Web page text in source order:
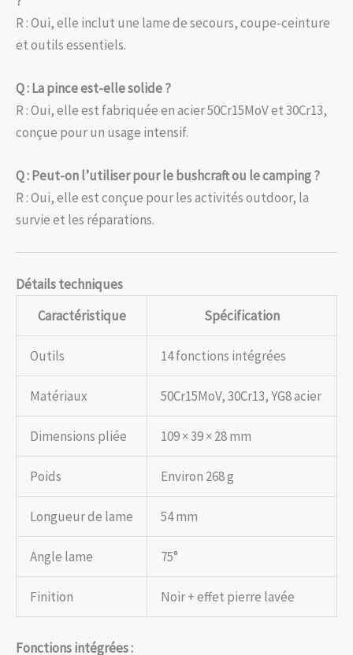
R : Oui, elle inclut une lame de secours, coupe-ceinture
et outils essentiels.
Q : La pince est-elle solide ?
R : Oui, elle est fabriquée en acier 50Cr15MoV et 30Cr13,
conçue pour un usage intensif.
Q : Peut-on l’utiliser pour le bushcraft ou le camping ?
R : Oui, elle est conçue pour les activités outdoor, la
survie et les réparations.
Détails techniques
Caractéristique
Spécification
Outils 14 fonctions intégrées
Matériaux 50Cr15MoV, 30Cr13, YG8 acier
Dimensions pliée 109 × 39 × 28 mm
Poids Environ 268 g
Longueur de lame 54 mm
Angle lame 75°
Finition Noir + effet pierre lavée
Fonctions intégrées :